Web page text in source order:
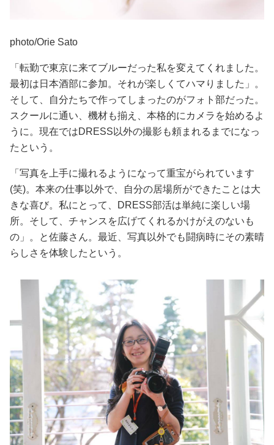
photo/Orie Sato
「転勤で東京に来てブルーだった私を変えてくれました。
最初は日本酒部に参加。それが楽しくてハマりました」。
そして、自分たちで作ってしまったのがフォト部だった。
スクールに通い、機材も揃え、本格的にカメラを始めるよ
うに。現在ではDRESS以外の撮影も頼まれるまでになっ
たという。
「写真を上手に撮れるようになって重宝がられています
(笑)。本来の仕事以外で、自分の居場所ができたことは大
きな喜び。私にとって、DRESS部活は単純に楽しい場
所。そして、チャンスを広げてくれるかけがえのないも
の」。と佐藤さん。最近、写真以外でも闘病時にその素晴
らしさを体験したという。